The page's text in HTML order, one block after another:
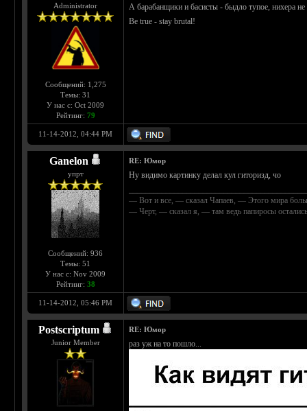
Administrator
Сообщений: 1,275
Темы: 31
У нас с: Oct 2009
Рейтинг: 79
А барабанщики и басисты - быдло тупое, нихера
Be true - stay brutal!
11-14-2012, 04:44 PM
Ganelon
упрт
Сообщений: 936
Темы: 51
У нас с: Nov 2009
Рейтинг: 38
RE: Юмор
Ну видимо картинку делал кул гиторизд, чо
— Вот и все, — сказал Чапаев, — Этого мира
— Черт, — сказал я, — там ведь папиросы
11-14-2012, 05:46 PM
Postscriptum
Junior Member
RE: Юмор
раз уж на то пошло...